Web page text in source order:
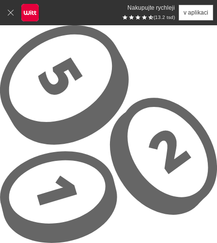
Nakupujte rychleji
(13.2 tsd)
v aplikaci
Přeskočit na hlavní obsah